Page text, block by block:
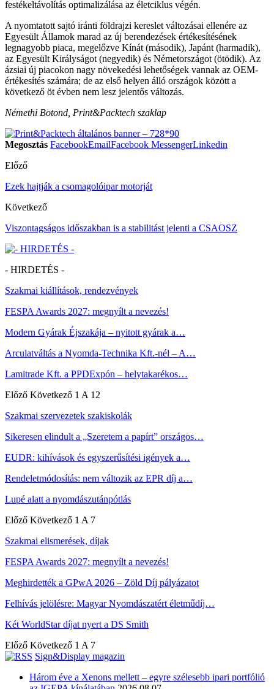
festékeltávolítás optimalizálása az életciklus végén.
A nyomtatott sajtó iránti földrajzi kereslet változásai ellenére az
Egyesült Államok marad az új berendezések értékesítésének
legnagyobb piaca, megelőzve Kínát (második), Japánt (harmadik),
az Egyesült Királyságot (negyedik) és Németországot (ötödik). Az
ázsiai új piacokon nagy növekedési lehetőségek vannak az OEM-
értékesítés számára; de az első helyen álló országok között a
következő öt évben nem lesz jelentős változás.
Némethi Botond, Print&Packtech szaklap
Megosztás FacebookEmailFacebook MessengerLinkedin
Előző
Ezek hajtják a csomagolóipar motorját
Következő
Viszontagságos időszakban is a stabilitást jelenti a CSAOSZ
- HIRDETÉS -
Szakmai kiállítások, rendezvények
FESPA Awards 2027: megnyílt a nevezés!
Modern Gyárak Éjszakája – nyitott gyárak a…
Arculatváltás a Nyomda-Technika Kft.-nél – A…
Lamitrade Kft. a PPDExpón – helytakarékos…
Előző Következő 1 A 12
Szakmai szervezetek szakiskolák
Sikeresen elindult a „Szeretem a papírt” országos…
EUDR: kihívások és egyszerűsítési igények a…
Rendeletmódosítás: nem változik az EPR díj a…
Lupé alatt a nyomdászutánpótlás
Előző Következő 1 A 7
Szakmai elismerések, díjak
FESPA Awards 2027: megnyílt a nevezés!
Meghirdették a GPwA 2026 – Zöld Díj pályázatot
Felhívás jelölésre: Magyar Nyomdászatért életműdíj…
Két WorldStar díjat nyert a DS Smith
Előző Következő 1 A 7
Sign&Display magazin
Három éve a Xenons mellett – egyre szélesebb ipari portfólió